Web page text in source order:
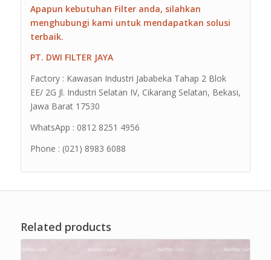
Apapun kebutuhan Filter anda, silahkan
menghubungi kami untuk mendapatkan solusi
terbaik.
PT. DWI FILTER JAYA
Factory : Kawasan Industri Jababeka Tahap 2 Blok
EE/ 2G Jl. Industri Selatan IV, Cikarang Selatan, Bekasi,
Jawa Barat 17530
WhatsApp : 0812 8251 4956
Phone : (021) 8983 6088
Related products